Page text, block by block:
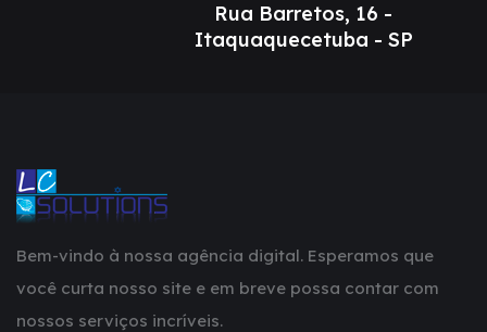
Rua Barretos, 16 -
Itaquaquecetuba - SP
Bem-vindo à nossa agência digital. Esperamos que
você curta nosso site e em breve possa contar com
nossos serviços incríveis.